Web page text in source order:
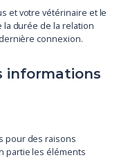
et votre vétérinaire et le
la durée de la relation
connexion.
informations
pour des raisons
partie les éléments